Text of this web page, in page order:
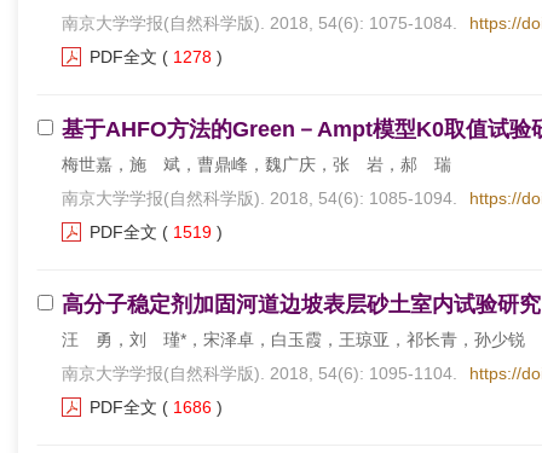
南京大学学报(自然科学版). 2018, 54(6): 1075-1084.
https://
PDF全文 ( 1278 )
基于AHFO方法的Green－Ampt模型K0取值试验
梅世嘉，施 斌，曹鼎峰，魏广庆，张 岩，郝 瑞
南京大学学报(自然科学版). 2018, 54(6): 1085-1094.
https://
PDF全文 ( 1519 )
高分子稳定剂加固河道边坡表层砂土室内试验研究
汪 勇，刘 瑾*，宋泽卓，白玉霞，王琼亚，祁长青，孙少锐
南京大学学报(自然科学版). 2018, 54(6): 1095-1104.
https://
PDF全文 ( 1686 )